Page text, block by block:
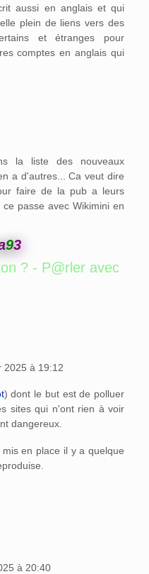
aussi en anglais et qui
plein de liens vers des
et étranges pour
comptes en anglais qui
la liste des nouveaux
a d'autres... Ca veut dire
faire de la pub a leurs
passe avec Wikimini en
93
une bunny et
2025 à 19:12
) dont le but est de polluer
sites qui n'ont rien à voir
dangereux.
en place il y a quelque
à 20:40